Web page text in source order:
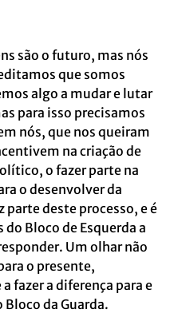
são o futuro, mas nós
que somos
algo a mudar e lutar
para isso precisamos
nós, que nos queiram
na criação de
o fazer parte na
o desenvolver da
parte deste processo, e é
Bloco de Esquerda a
Um olhar não
o presente,
fazer a diferença para e
Bloco da Guarda.